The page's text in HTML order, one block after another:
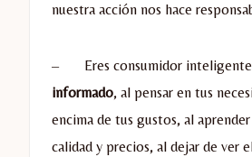
nuestra acción nos hace
– Eres consumidor inteligente
informado, al pensar en tus
encima de tus gustos, al
calidad y precios, al dejar de ver